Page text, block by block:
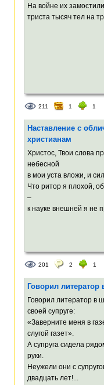
На войне их
триста тысяч тел на
211 1 1
Наставление с
христианам
Христос, Твои слова
небесной
в мои уста вложи, и
Что ритор я плохой,
–
к науке внешней я не
201 2 1
Говорил литератор
Говорил литератор в
своей супруге:
«Заверните меня в
слугой газет».
А супруга сидела
руки.
Неужели они с
двадцать лет!...